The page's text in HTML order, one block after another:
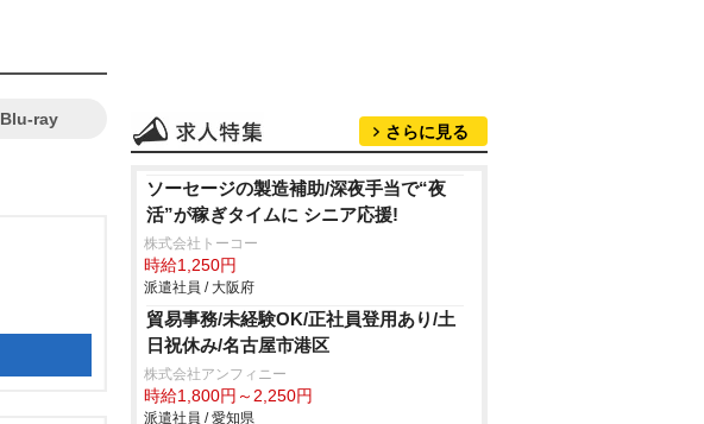
Blu-ray
さらに見る
ソーセージの製造補助/深夜手当で“夜
活”が稼ぎタイムに シニア応援!
株式会社トーコー
時給1,250円
派遣社員 / 大阪府
貿易事務/未経験OK/正社員登用あり/土
日祝休み/名古屋市港区
株式会社アンフィニー
時給1,800円～2,250円
派遣社員 / 愛知県